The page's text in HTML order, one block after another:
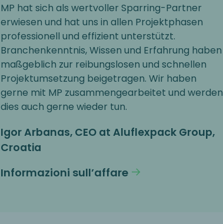
MP hat sich als wertvoller Sparring-Partner
erwiesen und hat uns in allen Projektphasen
professionell und effizient unterstützt.
Branchenkenntnis, Wissen und Erfahrung haben
maßgeblich zur reibungslosen und schnellen
Projektumsetzung beigetragen. Wir haben
gerne mit MP zusammengearbeitet und werden
dies auch gerne wieder tun.
Igor Arbanas, CEO at Aluflexpack Group,
Croatia
Informazioni sull’affare